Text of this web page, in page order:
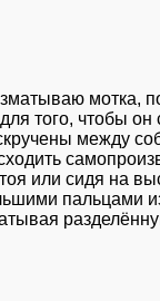
мотка,
того, чтобы он
между
или сидя на
пальцами